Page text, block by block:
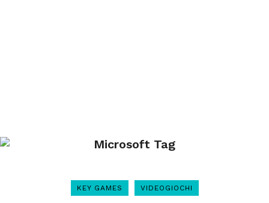
Microsoft Tag
KEY GAMES VIDEOGIOCHI